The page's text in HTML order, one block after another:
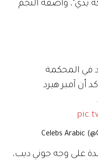
يدي"، واصفةً النجم
في المحكمة
آمبر هيرد
على وجه جوني ديب،